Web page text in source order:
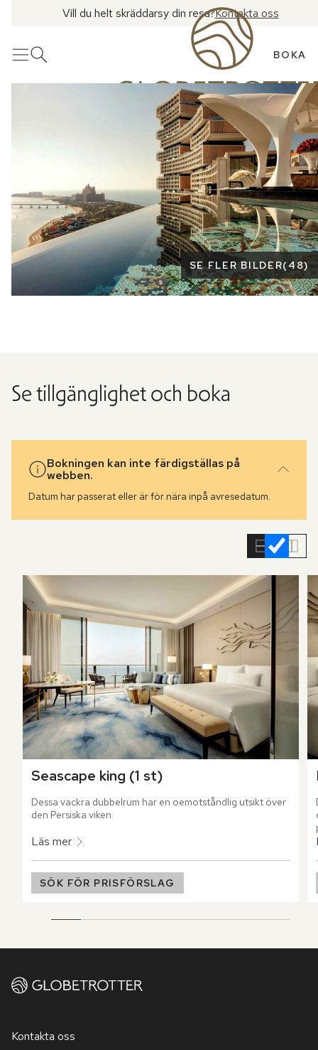
Vill du helt skräddarsy din resa?Kontakta oss
MenyÖppna sök BOKA
Se fler bilder
SE FLER BILDER(48)
Se tillgänglighet och boka
Bokningen kan inte färdigställas på
webben.
Datum har passerat eller är för nära inpå avresedatum.
Hoppa
Seascape king (1 st)
Dessa vackra dubbelrum har en oemotståndlig utsikt över
den Persiska viken.
Läs mer
SÖK FÖR PRISFÖRSLAG
Kontakta oss